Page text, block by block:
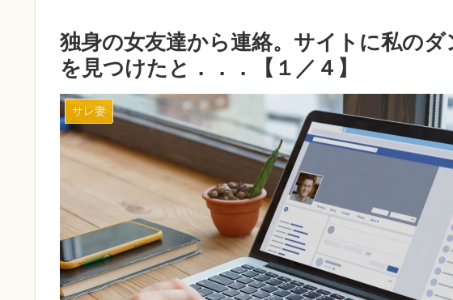
独身の女友達から連絡。サイトに私の
を見つけたと．．．【１／４】
サレ妻